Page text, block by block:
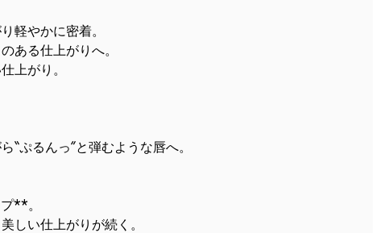
軽やかに密着。
ある仕上がりへ。
上がり。
“ぷるんっ”と弾むような唇へ。
**。
しい仕上がりが続く。